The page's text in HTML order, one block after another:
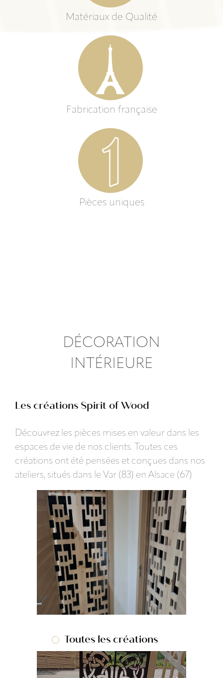
Matériaux de Qualité
Fabrication française
Pièces uniques
DÉCORATION
INTÉRIEURE
Les créations Spirit of Wood
Découvrez les pièces mises en valeur dans les
espaces de vie de nos clients. Toutes ces
créations ont été pensées et conçues dans nos
ateliers, situés dans le Var (83) en Alsace (67)
Toutes les créations